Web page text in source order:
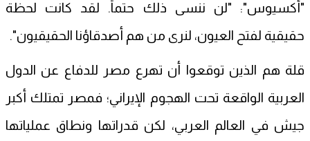
"أكسيوس": "لن ننسى ذلك حتماً. لقد كانت لحظة
حقيقية لفتح العيون، لنرى من هم أصدقاؤنا الحقيقيون".
قلة هم الذين توقعوا أن تهرع مصر للدفاع عن الدول
العربية الواقعة تحت الهجوم الإيراني؛ فمصر تمتلك أكبر
جيش في العالم العربي، لكن قدراتها ونطاق عملياتها